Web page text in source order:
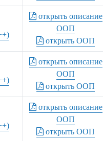
открыть описание
ООП
открыть ООП
открыть описание
ООП
открыть ООП
открыть описание
ООП
открыть ООП